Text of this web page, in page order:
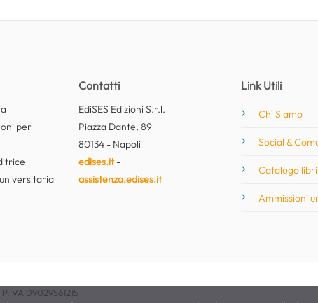
per
Contatti
EdiSES Edizioni S.r.l.
Piazza Dante, 89
80134 - Napoli
edises.it-
assistenza.edises.it
Link Utili
Chi Siamo
Social &
Catalogo libri
Ammissioni
09029561215